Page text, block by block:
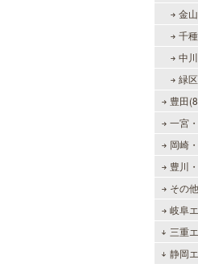
金
千
中
緑
豊田
一宮
岡崎
豊川
その
岐阜
三重
静岡